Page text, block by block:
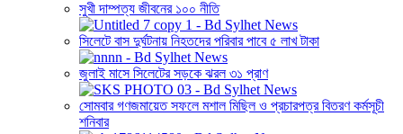
সুখী দাম্পত্য জীবনের ১০০ নীতি
সিলেটে বাস দুর্ঘটনায় নিহতদের পরিবার পাবে ৫ লাখ টাকা
জুলাই মাসে সিলেটের সড়কে ঝরল ৩১ প্রাণ
সোমবার গণজমায়েত সফলে মশাল মিছিল ও প্রচারপত্র বিতরণ কর্মসূচী
শনিবার